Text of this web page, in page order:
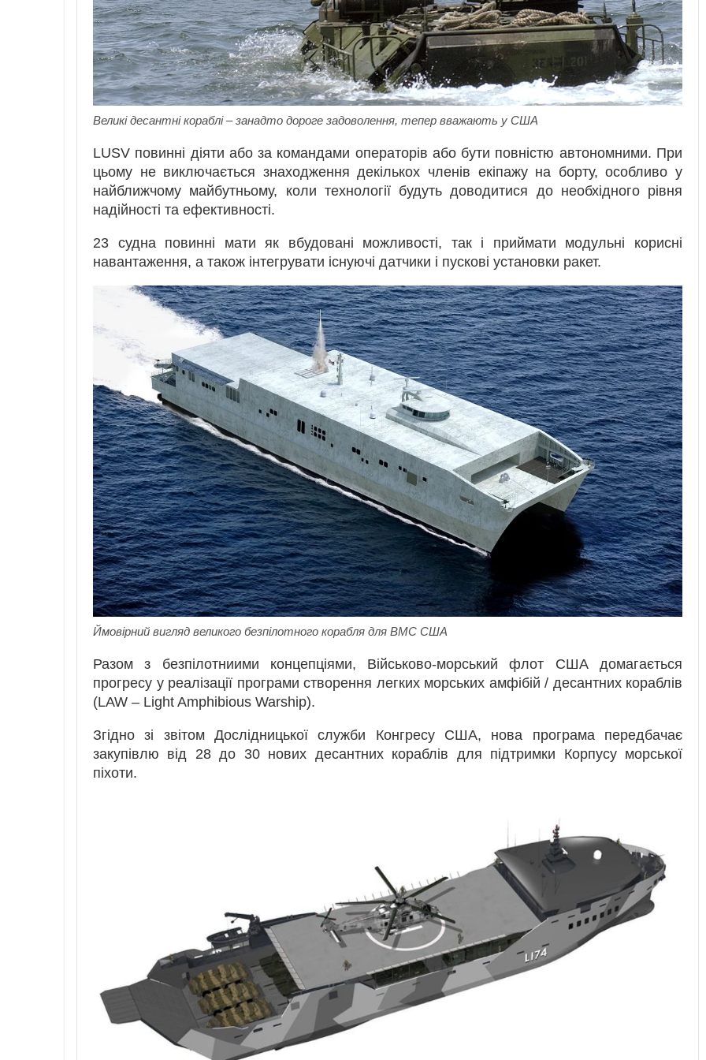
Великі десантні кораблі – занадто дороге задоволення, тепер вважають у США
LUSV повинні діяти або за командами операторів або бути повністю автономними. При
цьому не виключається знаходження декількох членів екіпажу на борту, особливо у
найближчому майбутньому, коли технології будуть доводитися до необхідного рівня
надійності та ефективності.
23 судна повинні мати як вбудовані можливості, так і приймати модульні корисні
навантаження, а також інтегрувати існуючі датчики і пускові установки ракет.
Ймовірний вигляд великого безпілотного корабля для ВМС США
Разом з безпілотниими концепціями, Військово-морський флот США домагається
прогресу у реалізації програми створення легких морських амфібій / десантних кораблів
(LAW – Light Amphibious Warship).
Згідно зі звітом Дослідницької служби Конгресу США, нова програма передбачає
закупівлю від 28 до 30 нових десантних кораблів для підтримки Корпусу морської
піхоти.